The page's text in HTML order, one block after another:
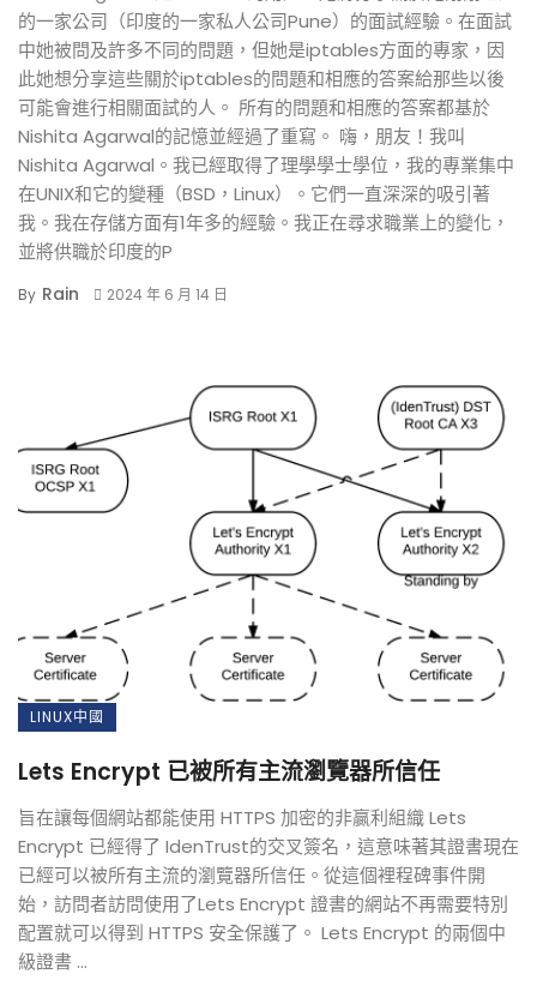
的一家公司（印度的一家私人公司Pune）的面試經驗。在面試
中她被問及許多不同的問題，但她是iptables方面的專家，因
此她想分享這些關於iptables的問題和相應的答案給那些以後
可能會進行相關面試的人。 所有的問題和相應的答案都基於
Nishita Agarwal的記憶並經過了重寫。 嗨，朋友！我叫
Nishita Agarwal。我已經取得了理學學士學位，我的專業集中
在UNIX和它的變種（BSD，Linux）。它們一直深深的吸引著
我。我在存儲方面有1年多的經驗。我正在尋求職業上的變化，
並將供職於印度的P
By Rain 2024 年 6 月 14 日
LINUX中國
Lets Encrypt 已被所有主流瀏覽器所信任
旨在讓每個網站都能使用 HTTPS 加密的非贏利組織 Lets
Encrypt 已經得了 IdenTrust的交叉簽名，這意味著其證書現在
已經可以被所有主流的瀏覽器所信任。從這個裡程碑事件開
始，訪問者訪問使用了Lets Encrypt 證書的網站不再需要特別
配置就可以得到 HTTPS 安全保護了。 Lets Encrypt 的兩個中
級證書 ...